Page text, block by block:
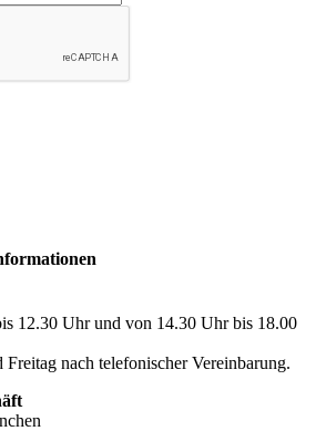
12.30 Uhr und von 14.30 Uhr bis 18.00
nach telefonischer Vereinbarung.